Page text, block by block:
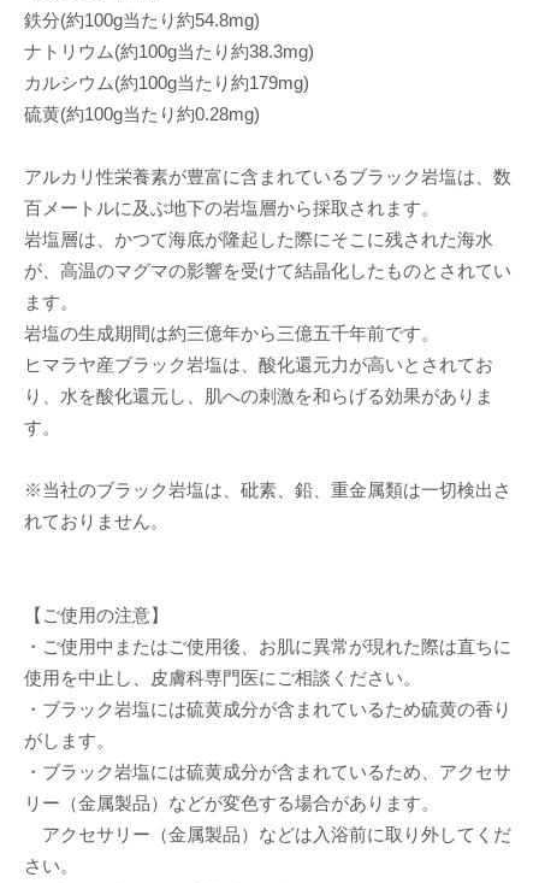
鉄分(約100g当たり約54.8mg)
ナトリウム(約100g当たり約38.3mg)
カルシウム(約100g当たり約179mg)
硫黄(約100g当たり約0.28mg)
アルカリ性栄養素が豊富に含まれているブラック岩塩は、数
百メートルに及ぶ地下の岩塩層から採取されます。
岩塩層は、かつて海底が隆起した際にそこに残された海水
が、高温のマグマの影響を受けて結晶化したものとされてい
ます。
岩塩の生成期間は約三億年から三億五千年前です。
ヒマラヤ産ブラック岩塩は、酸化還元力が高いとされてお
り、水を酸化還元し、肌への刺激を和らげる効果がありま
す。
※当社のブラック岩塩は、砒素、鉛、重金属類は一切検出さ
れておりません。
【ご使用の注意】
・ご使用中またはご使用後、お肌に異常が現れた際は直ちに
使用を中止し、皮膚科専門医にご相談ください。
・ブラック岩塩には硫黄成分が含まれているため硫黄の香り
がします。
・ブラック岩塩には硫黄成分が含まれているため、アクセサ
リー（金属製品）などが変色する場合があります。
アクセサリー（金属製品）などは入浴前に取り外してくだ
さい。